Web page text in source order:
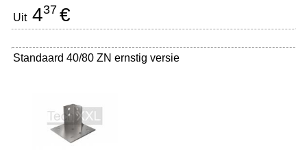
Uit437 €
Standaard 40/80 ZN ernstig versie